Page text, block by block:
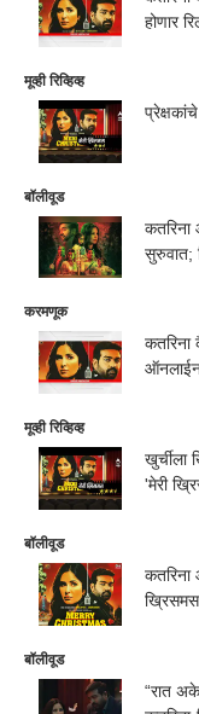
होणार
मूव्ही रिव्हिव्ह
बॉलीवूड
सुरुवात;
करमणूक
कतरिना
ऑनलाईन
मूव्ही रिव्हिव्ह
खुर्चीला
'मेरी
बॉलीवूड
कतरिना
ख्रिसमस'
बॉलीवूड
“रात